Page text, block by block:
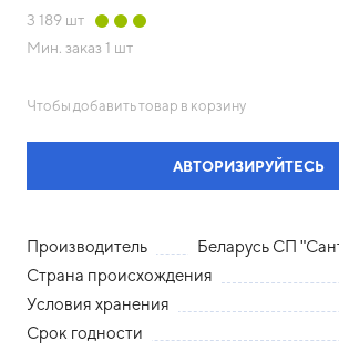
3 189 шт
Мин. заказ 1 шт
Чтобы добавить товар в корзину
АВТОРИЗИРУЙТЕСЬ
Производитель
Беларусь СП
Страна происхождения
Условия хранения
Срок годности